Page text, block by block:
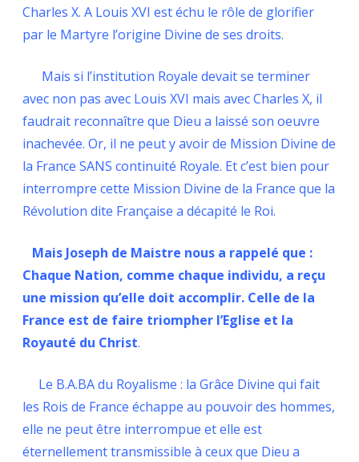
Charles X. A Louis XVI est échu le rôle de glorifier
par le Martyre l’origine Divine de ses droits.
Mais si l’institution Royale devait se terminer
avec non pas avec Louis XVI mais avec Charles X, il
faudrait reconnaître que Dieu a laissé son oeuvre
inachevée. Or, il ne peut y avoir de Mission Divine de
la France SANS continuité Royale. Et c’est bien pour
interrompre cette Mission Divine de la France que la
Révolution dite Française a décapité le Roi.
Mais Joseph de Maistre nous a rappelé que :
Chaque Nation, comme chaque individu, a reçu
une mission qu’elle doit accomplir. Celle de la
France est de faire triompher l’Eglise et la
Royauté du Christ.
Le B.A.BA du Royalisme : la Grâce Divine qui fait
les Rois de France échappe au pouvoir des hommes,
elle ne peut être interrompue et elle est
éternellement transmissible à ceux que Dieu a